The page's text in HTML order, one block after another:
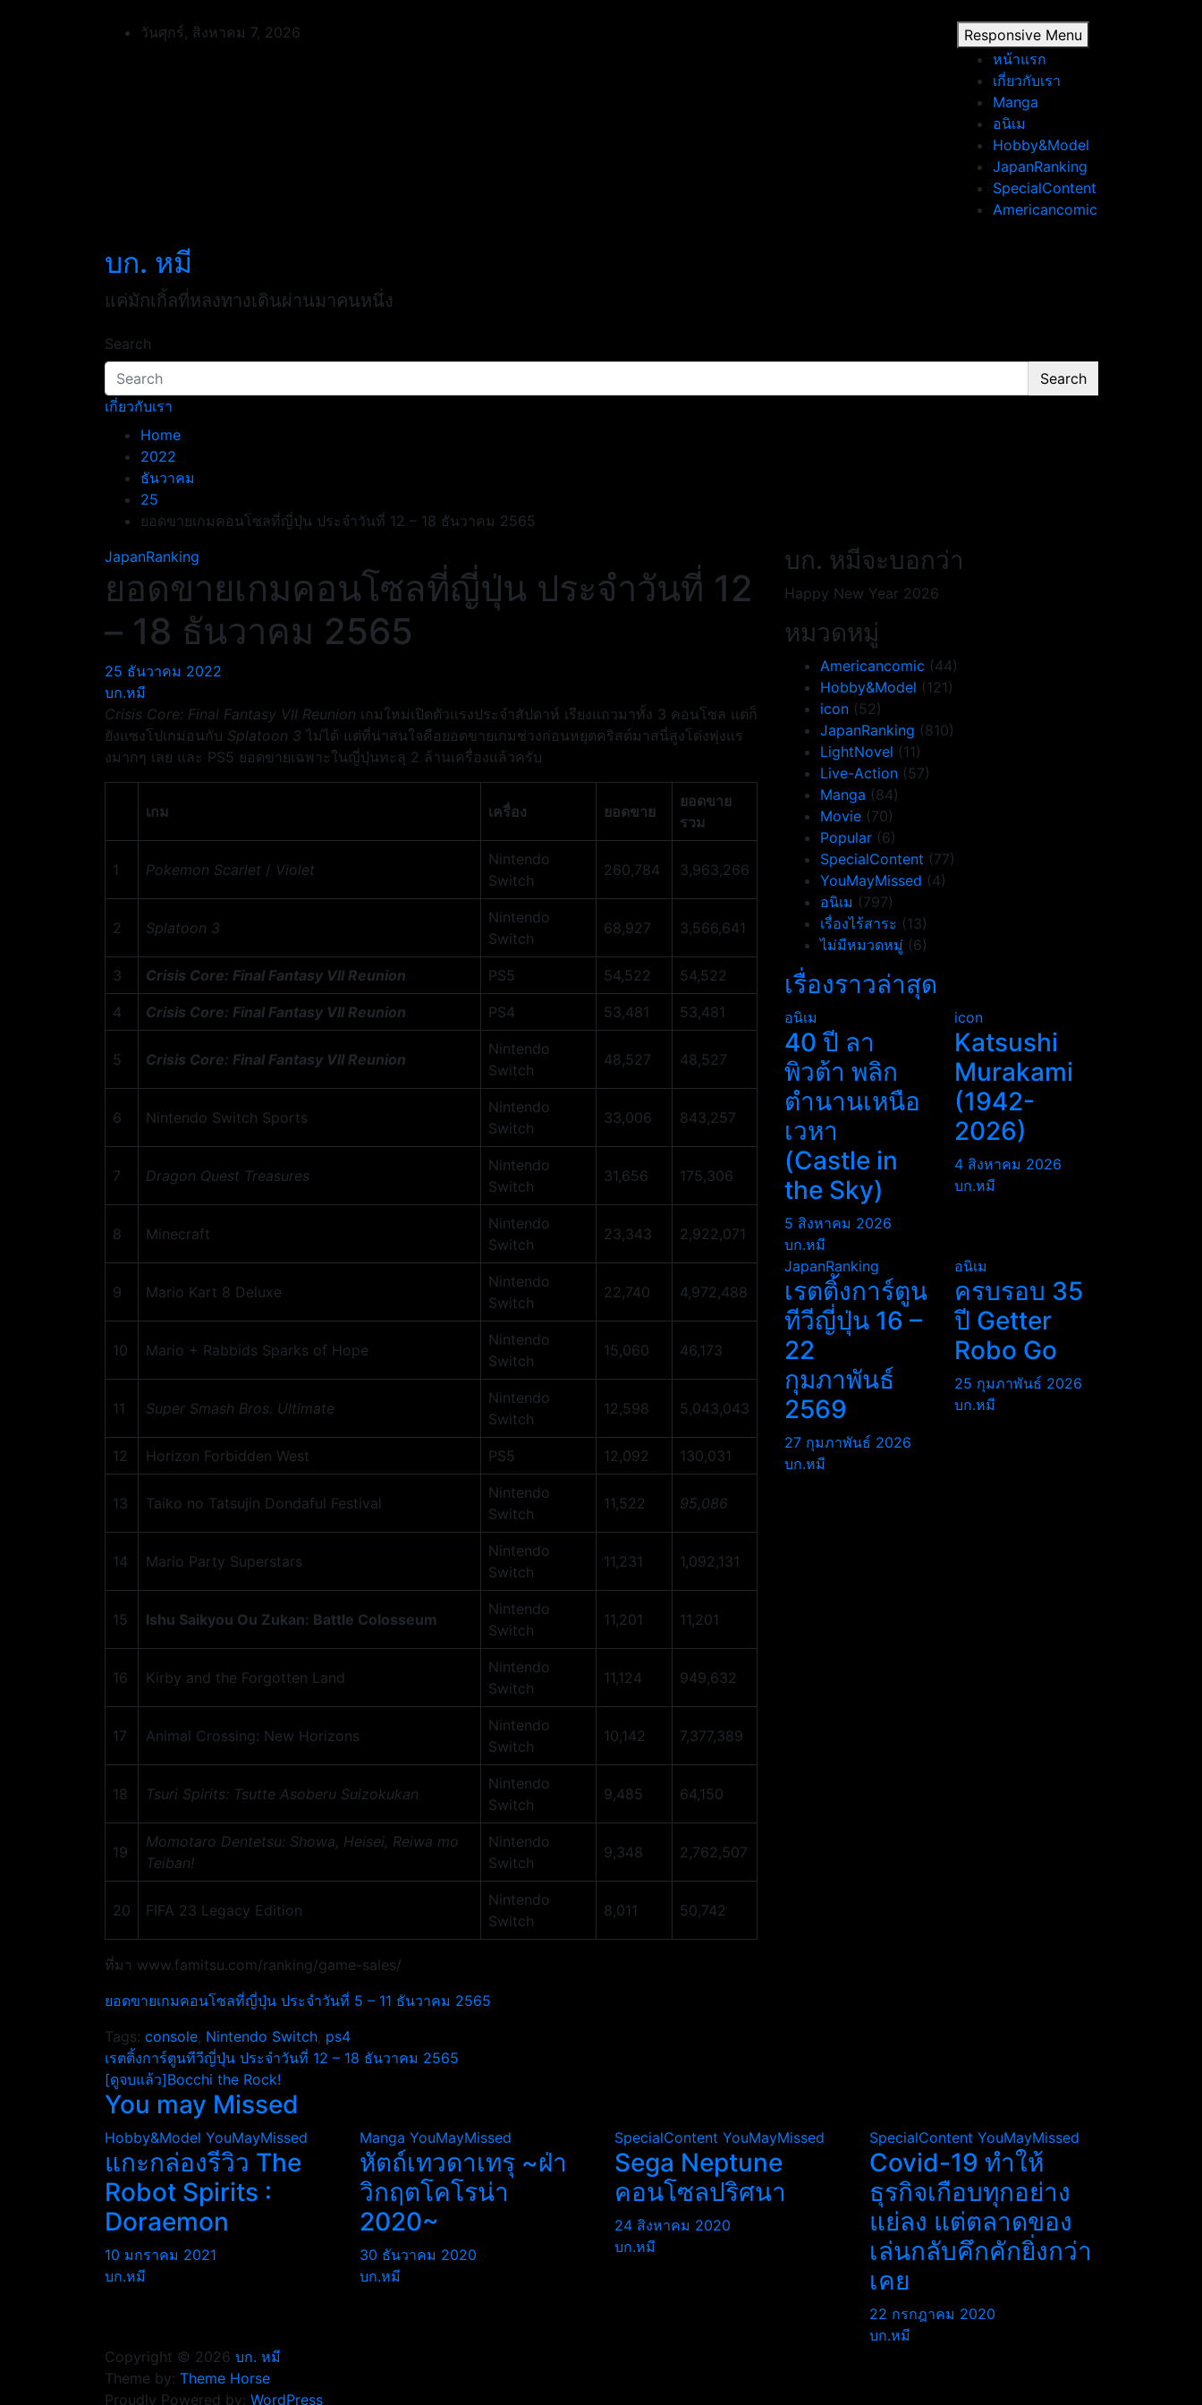
วันศุกร์, สิงหาคม 7, 2026
Responsive Menu
หน้าแรก
เกี่ยวกับเรา
Manga
อนิเม
Hobby&Model
JapanRanking
SpecialContent
Americancomic
บก. หมี
แค่มักเกิ้ลที่หลงทางเดินผ่านมาคนหนึ่ง
Search
Search
เกี่ยวกับเรา
Home
2022
ธันวาคม
25
ยอดขายเกมคอนโซลที่ญี่ปุ่น ประจำวันที่ 12 – 18 ธันวาคม 2565
JapanRanking
ยอดขายเกมคอนโซลที่ญี่ปุ่น ประจำวันที่ 12
– 18 ธันวาคม 2565
25 ธันวาคม 2022
บก.หมี
Crisis Core: Final Fantasy VII Reunion เกมใหม่เปิดตัวแรงประจำสัปดาห์ เรียงแถวมาทั้ง 3 คอนโซล แต่ก็
ยังแซงโปเกม่อนกับ Splatoon 3 ไม่ได้ แต่ที่น่าสนใจคือยอดขายเกมช่วงก่อนหยุดคริสต์มาสนี่สูงโด่งพุ่งแร
งมากๆ เลย และ PS5 ยอดขายเฉพาะในญี่ปุ่นทะลุ 2 ล้านเครื่องแล้วครับ
เกม เครื่อง ยอดขาย
ยอดขาย
รวม
1 Pokemon Scarlet / Violet
Nintendo
Switch
260,784 3,963,266
2 Splatoon 3
Nintendo
Switch
68,927 3,566,641
3 Crisis Core: Final Fantasy VII Reunion PS5 54,522 54,522
4 Crisis Core: Final Fantasy VII Reunion PS4 53,481 53,481
5 Crisis Core: Final Fantasy VII Reunion
Nintendo
Switch
48,527 48,527
6 Nintendo Switch Sports
Nintendo
Switch
33,006 843,257
7 Dragon Quest Treasures
Nintendo
Switch
31,656 175,306
8 Minecraft
Nintendo
Switch
23,343 2,922,071
9 Mario Kart 8 Deluxe
Nintendo
Switch
22,740 4,972,488
10 Mario + Rabbids Sparks of Hope
Nintendo
Switch
15,060 46,173
11 Super Smash Bros. Ultimate
Nintendo
Switch
12,598 5,043,043
12 Horizon Forbidden West PS5 12,092 130,031
13 Taiko no Tatsujin Dondaful Festival
Nintendo
Switch
11,522 95,086
14 Mario Party Superstars
Nintendo
Switch
11,231 1,092,131
15 Ishu Saikyou Ou Zukan: Battle Colosseum
Nintendo
Switch
11,201 11,201
16 Kirby and the Forgotten Land
Nintendo
Switch
11,124 949,632
17 Animal Crossing: New Horizons
Nintendo
Switch
10,142 7,377,389
18 Tsuri Spirits: Tsutte Asoberu Suizokukan
Nintendo
Switch
9,485 64,150
19
Momotaro Dentetsu: Showa, Heisei, Reiwa mo
Teiban!
Nintendo
Switch
9,348 2,762,507
20 FIFA 23 Legacy Edition
Nintendo
Switch
8,011 50,742
ที่มา www.famitsu.com/ranking/game-sales/
ยอดขายเกมคอนโซลที่ญี่ปุ่น ประจำวันที่ 5 – 11 ธันวาคม 2565
Tags: console, Nintendo Switch, ps4
แนะแนว
เรื่อง
เรตติ้งการ์ตูนทีวีญี่ปุ่น ประจำวันที่ 12 – 18 ธันวาคม 2565
[ดูจบแล้ว]Bocchi the Rock!
บก. หมีจะบอกว่า
Happy New Year 2026
หมวดหมู่
Americancomic (44)
Hobby&Model (121)
icon (52)
JapanRanking (810)
LightNovel (11)
Live-Action (57)
Manga (84)
Movie (70)
Popular (6)
SpecialContent (77)
YouMayMissed (4)
อนิเม (797)
เรื่องไร้สาระ (13)
ไม่มีหมวดหมู่ (6)
เรื่องราวล่าสุด
อนิเม
40 ปี ลา
พิวต้า พลิก
ตำนานเหนือ
เวหา
(Castle in
the Sky)
5 สิงหาคม 2026
บก.หมี
icon
Katsushi
Murakami
(1942-
2026)
4 สิงหาคม 2026
บก.หมี
JapanRanking
เรตติ้งการ์ตูน
ทีวีญี่ปุ่น 16 –
22
กุมภาพันธ์
2569
27 กุมภาพันธ์ 2026
บก.หมี
อนิเม
ครบรอบ 35
ปี Getter
Robo Go
25 กุมภาพันธ์ 2026
บก.หมี
You may Missed
Hobby&Model YouMayMissed
แกะกล่องรีวิว The
Robot Spirits :
Doraemon
10 มกราคม 2021
บก.หมี
Manga YouMayMissed
หัตถ์เทวดาเทรุ ~ฝ่า
วิกฤตโคโรน่า
2020~
30 ธันวาคม 2020
บก.หมี
SpecialContent YouMayMissed
Sega Neptune
คอนโซลปริศนา
24 สิงหาคม 2020
บก.หมี
SpecialContent YouMayMissed
Covid-19 ทำให้
ธุรกิจเกือบทุกอย่าง
แย่ลง แต่ตลาดของ
เล่นกลับคึกคักยิ่งกว่า
เคย
22 กรกฎาคม 2020
บก.หมี
Copyright © 2026 บก. หมี
Theme by: Theme Horse
Proudly Powered by: WordPress